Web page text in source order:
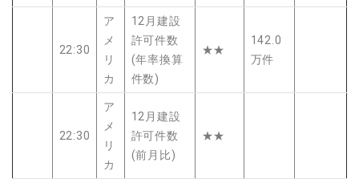
22:30
ア
メ
リ
カ
12月建設
許可件数
(年率換算
件数)
★★
142.0
万件
22:30
ア
メ
リ
カ
12月建設
許可件数
(前月比)
★★